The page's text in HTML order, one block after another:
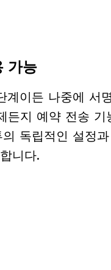
가능
계이든 나중에 서
든지 예약 전송 기
독립적인 설정
니다.